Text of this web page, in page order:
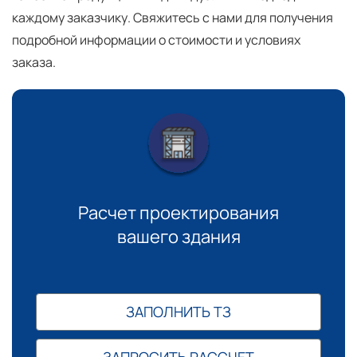
каждому заказчику. Свяжитесь с нами для получения
подробной информации о стоимости и условиях
заказа.
Расчет проектирования
вашего здания
ЗАПОЛНИТЬ ТЗ